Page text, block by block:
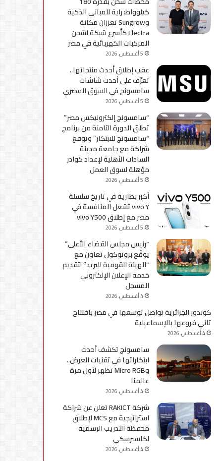
كيلوواط: راية للمباني الذكية
وSungrow تعززان مكانة
Electra كأسرع شبكة لشحن
المركبات الكهربائية في مصر
5 أغسطس، 2026
عقب إطلاق أحدث منتجاتها..
تعرّف على أحدث شاشات
سامسونج في السوق المصري
5 أغسطس، 2026
“سامسونج إلكترونيكس مصر”
تطلق الدورة الثامنة من برنامج
“سامسونج للابتكار” وتوقع
شراكة مع جامعة مدينة
السادات الأهلية لإعداد كوادر
مؤهلة لسوق العمل
5 أغسطس، 2026
أكبر بطارية في تاريخ سلسلة
vivo Y تشعل المنافسة في
مصر مع إطلاق vivo Y500
5 أغسطس، 2026
“رئيس مجلس القضاء الأعلى”
يوقّع بروتوكول تعاون مع
“الهيئة القومية للبريد” لتقديم
خدمة الإعلان الإلكتروني
المسجل
4 أغسطس، 2026
كوندور الجزائرية تواصل توسعها في مصر بافتتاح
ثاني فروعها بالإسماعيلية
4 أغسطس، 2026
سامسونج تكشف أحدث
ابتكاراتها في تقنيات العرض..
وMicro RGB تظهر لأول مرة
عالميًا
4 أغسطس، 2026
شركة RAKICT تعلن عن شراكة
استراتيجية مع MCS لإطلاق
محفظة التدريب الرسمية
لكاسبرسكي
4 أغسطس، 2026